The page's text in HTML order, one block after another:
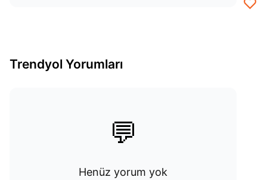
Trendyol Yorumları
💬
Henüz yorum yok